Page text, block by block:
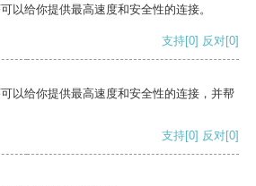
以给你提供最高速度和安全性的连接。
支持[0] 反对[0]
以给你提供最高速度和安全性的连接，并帮
支持[0] 反对[0]